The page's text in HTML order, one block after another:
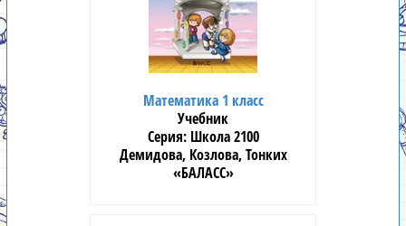
Математика 1 класс
Учебник
Школа 2100
Демидова, Козлова, Тонких
«БАЛАСС»